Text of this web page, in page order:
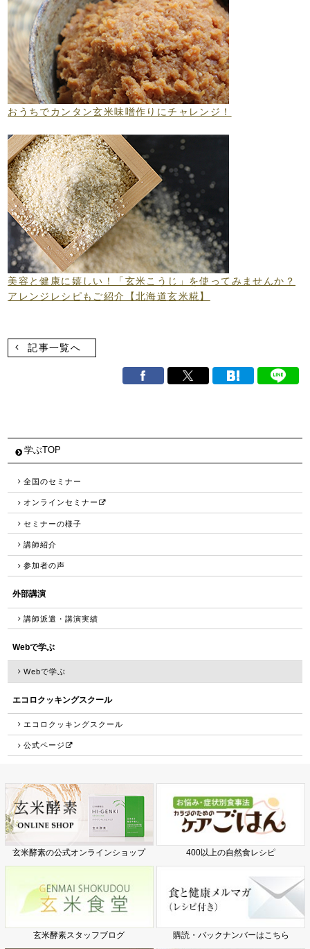
おうちでカンタン玄米味噌作りにチャレンジ！
美容と健康に嬉しい！「玄米こうじ」を使ってみませんか？
アレンジレシピもご紹介【北海道玄米糀】
記事一覧へ
学ぶTOP
全国のセミナー
オンラインセミナー
セミナーの様子
講師紹介
参加者の声
外部講演
講師派遣・講演実績
Webで学ぶ
Webで学ぶ
エコロクッキングスクール
エコロクッキングスクール
公式ページ
玄米酵素の公式オンラインショップ 400以上の自然食レシピ
玄米酵素スタッフブログ 購読・バックナンバーはこちら